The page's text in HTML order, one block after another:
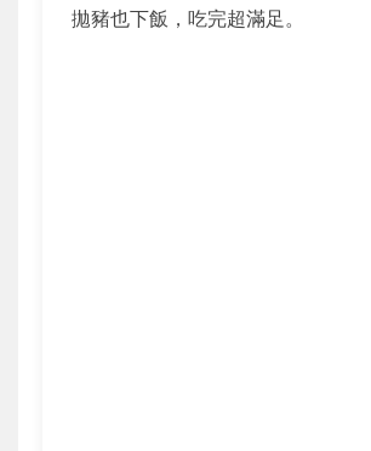
拋豬也下飯，吃完超滿足。